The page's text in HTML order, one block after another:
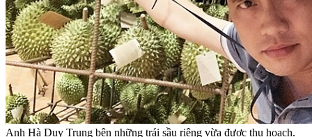
Anh Hà Duy Trung bên những trái sầu riêng vừa được thu hoạch.